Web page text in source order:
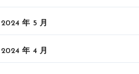
2024 年 5 月
2024 年 4 月